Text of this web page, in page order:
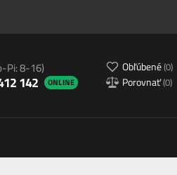
Pi: 8-16)
142 ONLINE
Obľúbené(0)
Porovnať(0)